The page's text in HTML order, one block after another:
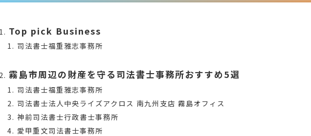
Top pick Business
司法書士福重雅志事務所
霧島市周辺の財産を守る司法書士事務所おすすめ5選
司法書士福重雅志事務所
司法書士法人中央ライズアクロス 南九州支店 霧島オフィス
神前司法書士行政書士事務所
愛甲重文司法書士事務所